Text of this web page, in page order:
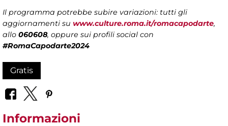
Il programma potrebbe subire variazioni: tutti gli
aggiornamenti su www.culture.roma.it/romacapodarte,
allo 060608, oppure sui profili social con
#RomaCapodarte2024
Gratis
Informazioni